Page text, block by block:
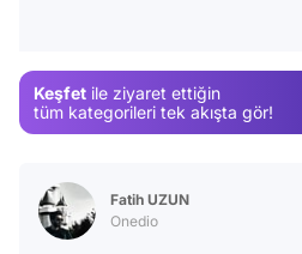
Keşfet ile ziyaret ettiğin
tüm kategorileri tek akışta gör!
Fatih UZUN
Onedio